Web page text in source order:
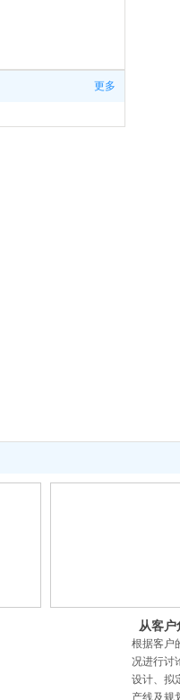
更多
从客户
发，为
方
根据客户
况进行讨
设计、拟
产线及规